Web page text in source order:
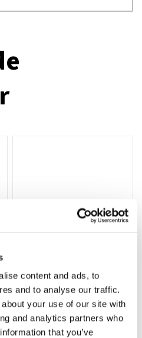
content and ads, to
and to analyse our traffic.
your use of our site with
and analytics partners who
that you’ve
Lägg till i varukorg
Grön truckknapp
A00220
kr (ex. moms)